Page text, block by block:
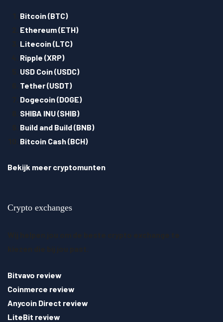
Bitcoin (BTC)
Ethereum (ETH)
Litecoin (LTC)
Ripple (XRP)
USD Coin (USDC)
Tether (USDT)
Dogecoin (DOGE)
SHIBA INU (SHIB)
Build and Build (BNB)
Bitcoin Cash (BCH)
Bekijk meer cryptomunten
Crypto exchanges
Bitvavo review
Coinmerce review
Anycoin Direct review
LiteBit review